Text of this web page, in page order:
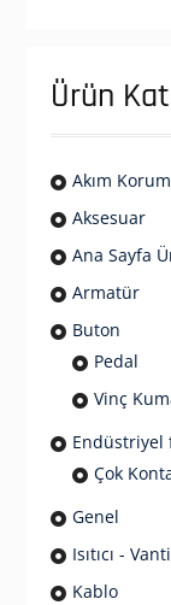
Ürün
Akım
Aksesuar
Ana Sayfa
Armatür
Buton
Pedal
Vinç
Endüstriyel
Çok
Genel
Isıtıcı -
Kablo